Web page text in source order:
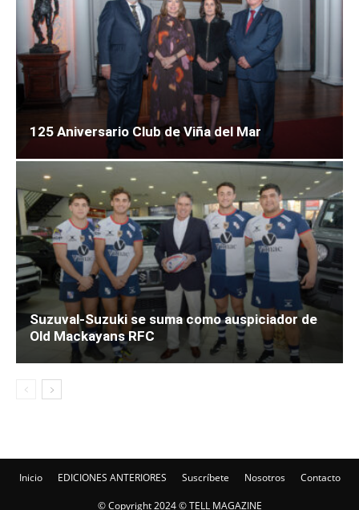
125 Aniversario Club de Viña del Mar
Suzuval-Suzuki se suma como auspiciador de
Old Mackayans RFC
Inicio EDICIONES ANTERIORES Suscríbete Nosotros Contacto
© Copyright 2024 © TELL MAGAZINE